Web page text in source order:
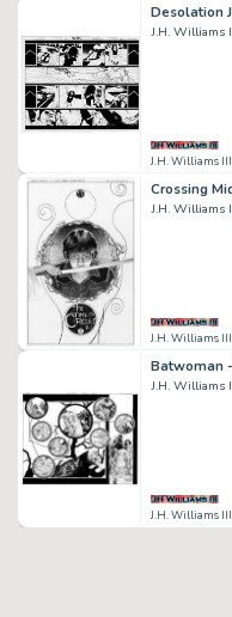
Desolation
J.H. Williams
J.H. Williams III
Crossing
J.H. Williams
J.H. Williams III
Batwoman
J.H. Williams
J.H. Williams III